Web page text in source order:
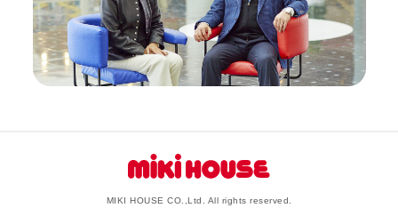
MIKI HOUSE CO.,Ltd. All rights reserved.